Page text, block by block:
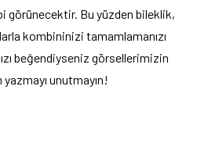
görünecektir. Bu yüzden bileklik,
kombininizi tamamlamanızı
beğendiyseniz görsellerimizin
unutmayın!